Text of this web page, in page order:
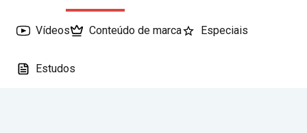
Vídeos Conteúdo de marca Especiais
Estudos